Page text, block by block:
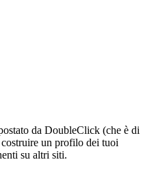
da DoubleClick (che è di
un profilo dei tuoi
su altri siti.